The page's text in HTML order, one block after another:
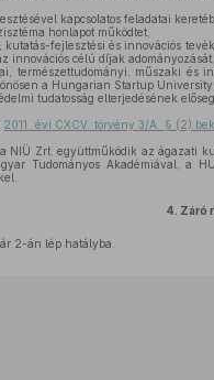
kapcsolatos feladatai
honlapot működtet,
kutatás-fejlesztési és innovációs
innovációs célú díjak adományozását,
természettudományi, műszaki és
a Hungarian Startup
tudatosság elterjedésének
2011. évi CXCV. törvény 3/A. § (2)
NIÜ Zrt. együttműködik az ágazati
Tudományos Akadémiával, a
4. Záró
2-án lép hatályba.